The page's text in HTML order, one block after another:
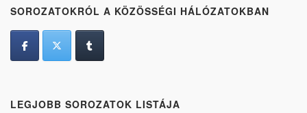
SOROZATOKRÓL A KÖZÖSSÉGI HÁLÓZATOKBAN
LEGJOBB SOROZATOK LISTÁJA